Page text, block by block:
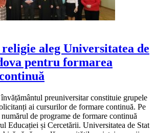
aleg Universitatea de
pentru formarea
preuniversitar constituie grupele
ai cursurilor de formare continuă. Pe
de programe de formare continuă
Educației și Cercetării. Universitatea de Stat